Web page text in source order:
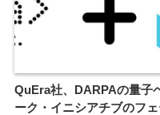
QuEra社、DARPAの量子
ーク・イニシアチブのフ